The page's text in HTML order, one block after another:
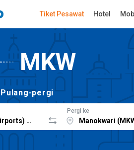
Tiket Pesawat Hotel
MKW
Pulang-pergi
Pergi ke